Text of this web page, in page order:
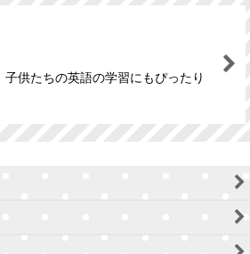
供たちの英語の学習にもぴったり